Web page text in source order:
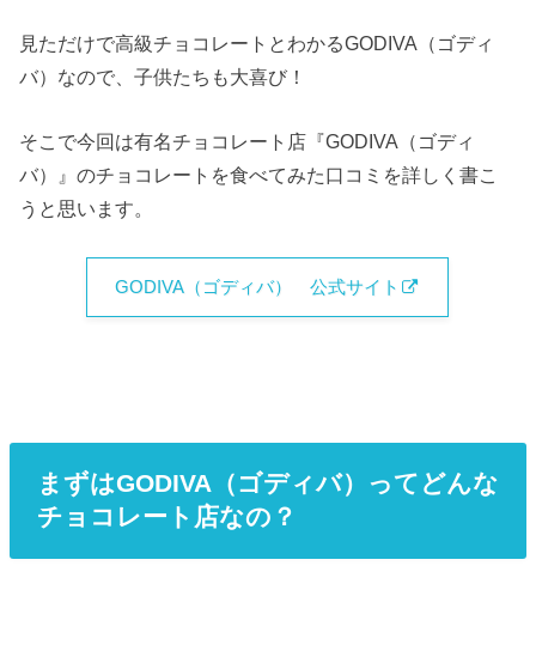
見ただけで高級チョコレートとわかるGODIVA（ゴディ
バ）なので、子供たちも大喜び！
そこで今回は有名チョコレート店『GODIVA（ゴディ
バ）』のチョコレートを食べてみた口コミを詳しく書こ
うと思います。
GODIVA（ゴディバ） 公式サイト
まずはGODIVA（ゴディバ）ってどんな
チョコレート店なの？